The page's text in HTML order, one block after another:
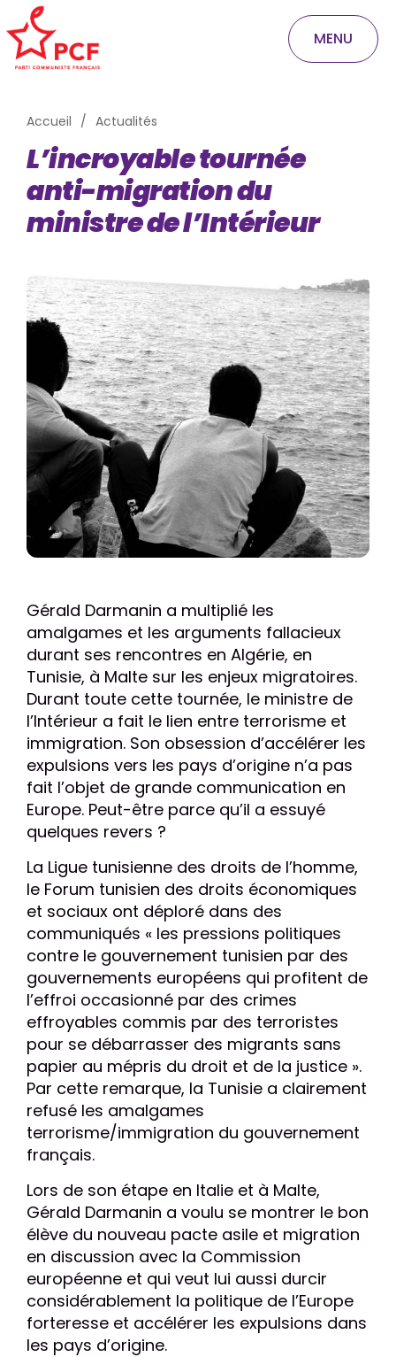
MENU
Accueil Actualités
L’incroyable tournée
anti-migration du
ministre de l’Intérieur
Gérald Darmanin a multiplié les
amalgames et les arguments fallacieux
durant ses rencontres en Algérie, en
Tunisie, à Malte sur les enjeux migratoires.
Durant toute cette tournée, le ministre de
l’Intérieur a fait le lien entre terrorisme et
immigration. Son obsession d’accélérer les
expulsions vers les pays d’origine n’a pas
fait l’objet de grande communication en
Europe. Peut-être parce qu’il a essuyé
quelques revers ?
La Ligue tunisienne des droits de l’homme,
le Forum tunisien des droits économiques
et sociaux ont déploré dans des
communiqués « les pressions politiques
contre le gouvernement tunisien par des
gouvernements européens qui profitent de
l’effroi occasionné par des crimes
effroyables commis par des terroristes
pour se débarrasser des migrants sans
papier au mépris du droit et de la justice ».
Par cette remarque, la Tunisie a clairement
refusé les amalgames
terrorisme/immigration du gouvernement
français.
Lors de son étape en Italie et à Malte,
Gérald Darmanin a voulu se montrer le bon
élève du nouveau pacte asile et migration
en discussion avec la Commission
européenne et qui veut lui aussi durcir
considérablement la politique de l’Europe
forteresse et accélérer les expulsions dans
les pays d’origine.